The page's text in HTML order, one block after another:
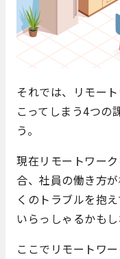
それでは、リモー
こってしまう4つの
う。
現在リモートワー
合、社員の働き方
くのトラブルを抱
いらっしゃるかもし
ここでリモートワ